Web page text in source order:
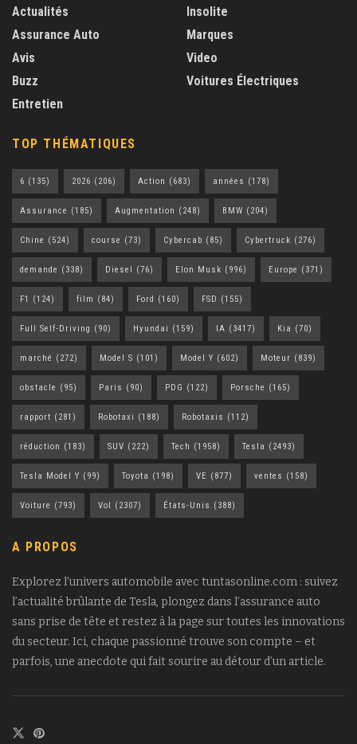
Actualités
Assurance Auto
Avis
Buzz
Entretien
Insolite
Marques
Video
Voitures Électriques
TOP THÉMATIQUES
6 (135) 2026 (206) Action (683) années (178)
Assurance (185) Augmentation (248) BMW (204)
Chine (524) course (73) Cybercab (85) Cybertruck (276)
demande (338) Diesel (76) Elon Musk (996) Europe (371)
F1 (124) film (84) Ford (160) FSD (155)
Full Self-Driving (90) Hyundai (159) IA (3417) Kia (70)
marché (272) Model S (101) Model Y (602) Moteur (839)
obstacle (95) Paris (90) PDG (122) Porsche (165)
rapport (281) Robotaxi (188) Robotaxis (112)
réduction (183) SUV (222) Tech (1958) Tesla (2493)
Tesla Model Y (99) Toyota (198) VE (877) ventes (158)
Voiture (793) Vol (2307) États-Unis (388)
A PROPOS
Explorez l’univers automobile avec tuntasonline.com : suivez
l’actualité brûlante de Tesla, plongez dans l’assurance auto
sans prise de tête et restez à la page sur toutes les innovations
du secteur. Ici, chaque passionné trouve son compte – et
parfois, une anecdote qui fait sourire au détour d’un article.